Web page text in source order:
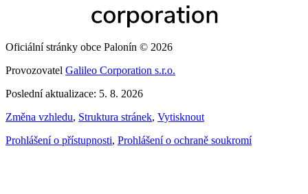
Oficiální stránky obce Palonín © 2026
Provozovatel Galileo Corporation s.r.o.
Poslední aktualizace: 5. 8. 2026
Změna vzhledu, Struktura stránek, Vytisknout
Prohlášení o přístupnosti, Prohlášení o ochraně soukromí